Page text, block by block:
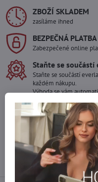
ZBOŽÍ SKLADEM
zasíláme ihned
BEZPEČNÁ PLATBA
Zabezpečené online
Staňte se součástí
Staňte se součástí
každém nákupu.
Výhoda se vám
Máte zájem o
Kontaktujte nás na mail,
info​@everlady​.eu